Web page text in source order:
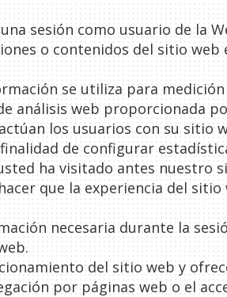
sesión como usuario de la
o contenidos del sitio
se utiliza para
análisis web proporcionada
los usuarios con su sitio
de configurar
ha visitado antes nuestro
que la experiencia del
necesaria durante la
del sitio web y
por páginas web o el